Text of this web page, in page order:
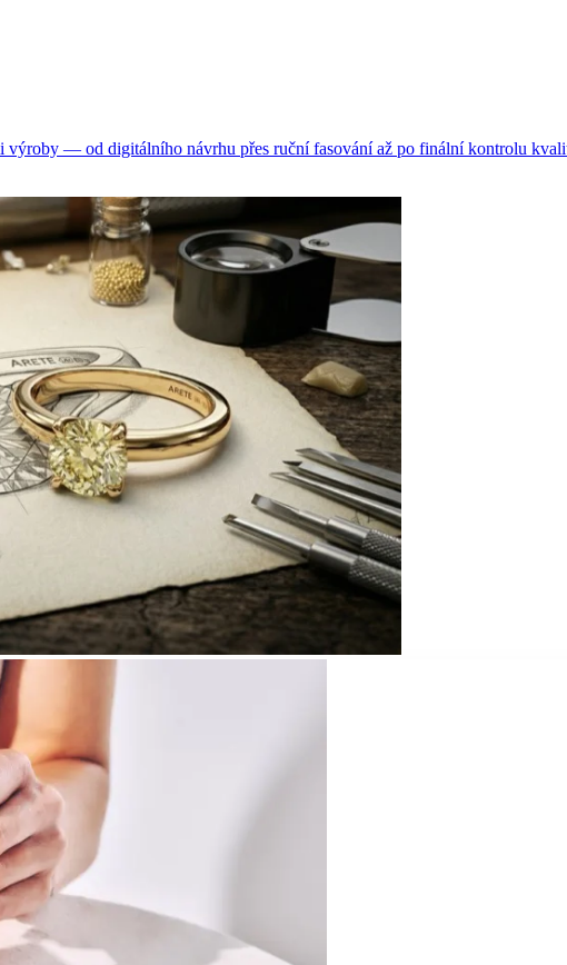
výroby — od digitálního návrhu přes ruční fasování až po finální kontrolu